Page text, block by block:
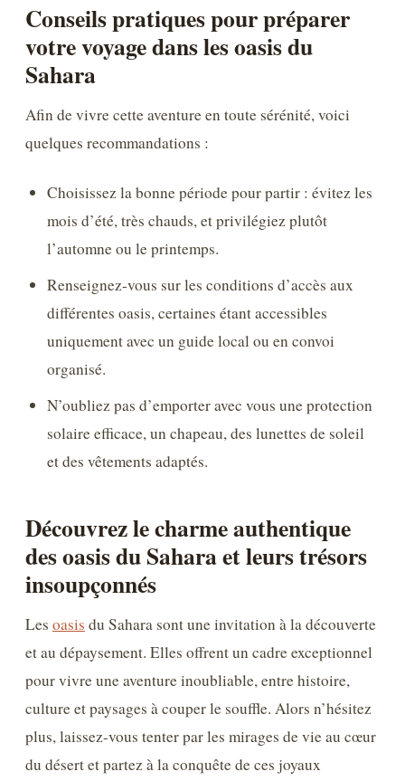
Conseils pratiques pour préparer
votre voyage dans les oasis du
Sahara
Afin de vivre cette aventure en toute sérénité, voici
quelques recommandations :
Choisissez la bonne période pour partir : évitez les
mois d’été, très chauds, et privilégiez plutôt
l’automne ou le printemps.
Renseignez-vous sur les conditions d’accès aux
différentes oasis, certaines étant accessibles
uniquement avec un guide local ou en convoi
organisé.
N’oubliez pas d’emporter avec vous une protection
solaire efficace, un chapeau, des lunettes de soleil
et des vêtements adaptés.
Découvrez le charme authentique
des oasis du Sahara et leurs trésors
insoupçonnés
Les oasis du Sahara sont une invitation à la découverte
et au dépaysement. Elles offrent un cadre exceptionnel
pour vivre une aventure inoubliable, entre histoire,
culture et paysages à couper le souffle. Alors n’hésitez
plus, laissez-vous tenter par les mirages de vie au cœur
du désert et partez à la conquête de ces joyaux